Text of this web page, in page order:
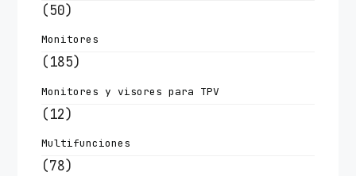
(50)
Monitores
(185)
Monitores y visores para TPV
(12)
Multifunciones
(78)